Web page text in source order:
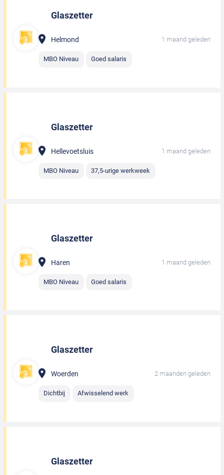
Glaszetter
Helmond 1 maand geleden
MBO Niveau Goed salaris
Glaszetter
Hellevoetsluis 1 maand geleden
MBO Niveau 37,5-urige werkweek
Glaszetter
Haren 1 maand geleden
MBO Niveau Goed salaris
Glaszetter
Woerden 2 maanden geleden
Dichtbij Afwisselend werk
Glaszetter